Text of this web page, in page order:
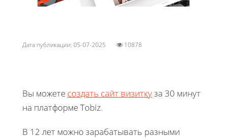
Дата публикации: 05-07-2025 10878
Вы можете создать сайт визиткуза 30 минут
на платформе Tobiz.
В 12 лет можно зарабатывать разными